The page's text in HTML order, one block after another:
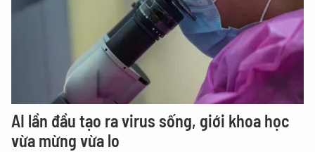
AI lần đầu tạo ra virus sống, giới khoa học
vừa mừng vừa lo